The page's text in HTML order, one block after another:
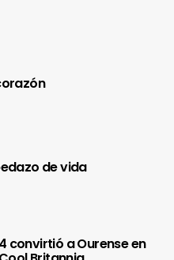
de vida
convirtió a Ourense en